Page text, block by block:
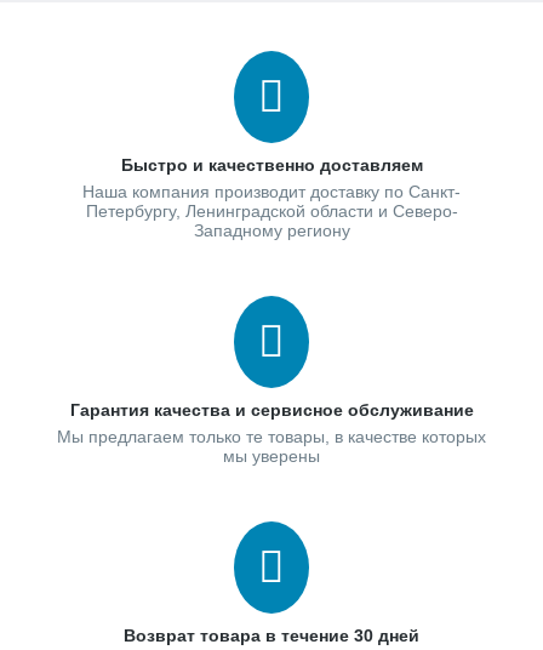
Быстро и качественно доставляем
Наша компания производит доставку по Санкт-
Петербургу, Ленинградской области и Северо-
Западному региону
Гарантия качества и сервисное обслуживание
Мы предлагаем только те товары, в качестве которых
мы уверены
Возврат товара в течение 30 дней